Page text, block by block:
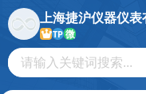
上海捷沪仪器仪表
TP微